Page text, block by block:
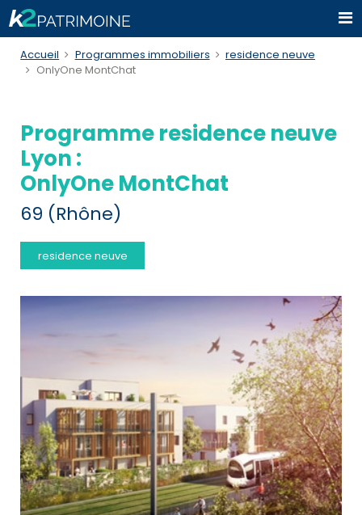
Accueil Programmes immobiliers
residence neuve
OnlyOne MontChat
Programme residence neuve
Lyon :
OnlyOne MontChat
69 (Rhône)
residence neuve